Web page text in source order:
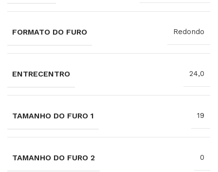
FORMATO DO FURO Redondo
ENTRECENTRO 24,0
TAMANHO DO FURO 1 19
TAMANHO DO FURO 2 0